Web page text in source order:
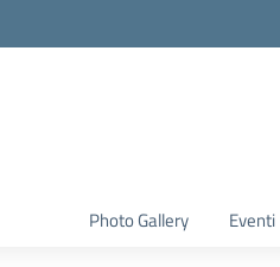
Photo Gallery Eventi